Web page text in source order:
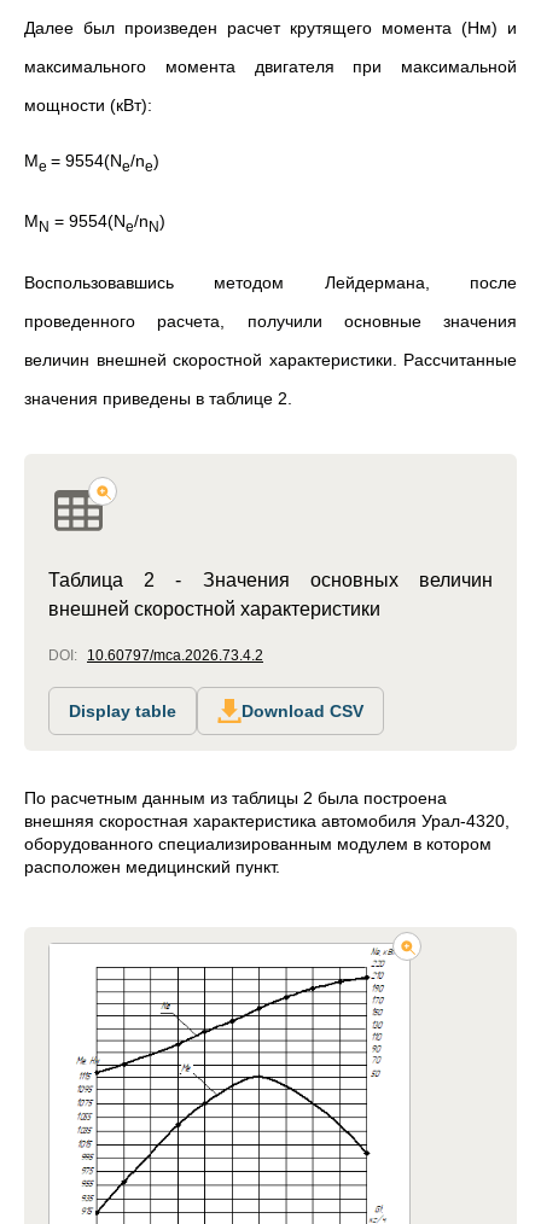
Далее был произведен расчет крутящего момента (Нм) и
максимального момента двигателя при максимальной
мощности (кВт):
Ме = 9554(Ne/ne)
M N = 9554(Ne/n N)
Воспользовавшись методом Лейдермана, после
проведенного расчета, получили основные значения
величин внешней скоростной характеристики. Рассчитанные
значения приведены в таблице 2.
Таблица 2 - Значения основных величин
внешней скоростной характеристики
DOI: 10.60797/mca.2026.73.4.2
Display table Download CSV
По расчетным данным из таблицы 2 была построена
внешняя скоростная характеристика автомобиля Урал-4320,
оборудованного специализированным модулем в котором
расположен медицинский пункт.